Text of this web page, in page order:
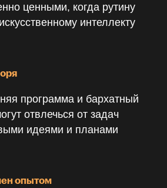
ценными, когда рутину
интеллекту
программа и бархатный
отвлечься от задач
идеями и планами
опытом